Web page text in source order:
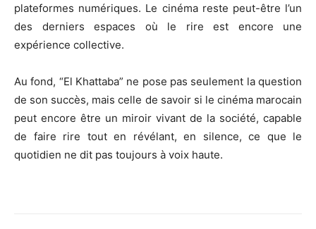
plateformes numériques. Le cinéma reste peut-être l’un
des derniers espaces où le rire est encore une
expérience collective.
Au fond, “El Khattaba” ne pose pas seulement la question
de son succès, mais celle de savoir si le cinéma marocain
peut encore être un miroir vivant de la société, capable
de faire rire tout en révélant, en silence, ce que le
quotidien ne dit pas toujours à voix haute.